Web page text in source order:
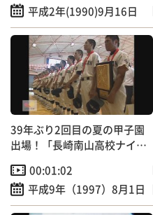
平成2年(1990)9月16日
39年ぶり2回目の夏の甲子園
出場！「長崎南山高校ナイ
00:01:02
平成9年（1997）8月1日